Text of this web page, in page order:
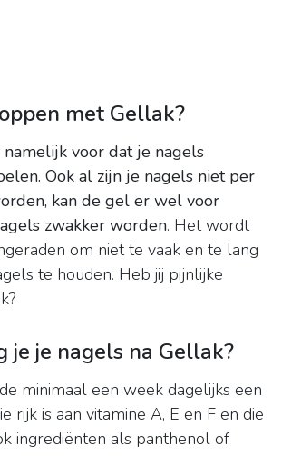
met Gellak?
voor dat je nagels
Ook al zijn je nagels niet per
kan de gel er wel voor
zwakker worden. Het wordt
om niet te vaak en te lang
te houden. Heb jij pijnlijke
je je nagels na Gellak?
minimaal een week dagelijks een
rijk is aan vitamine A, E en F en die
ingrediënten als panthenol of